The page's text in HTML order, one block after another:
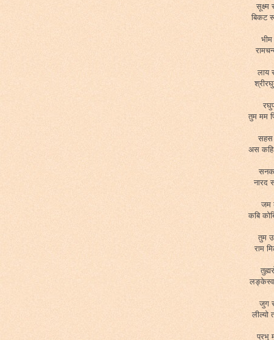
सूक्ष्म
बिकट
लाय
तुम मम
सहस
अस कहि
नारद
जम
कबि
तुम
राम
जुग
प्रभु